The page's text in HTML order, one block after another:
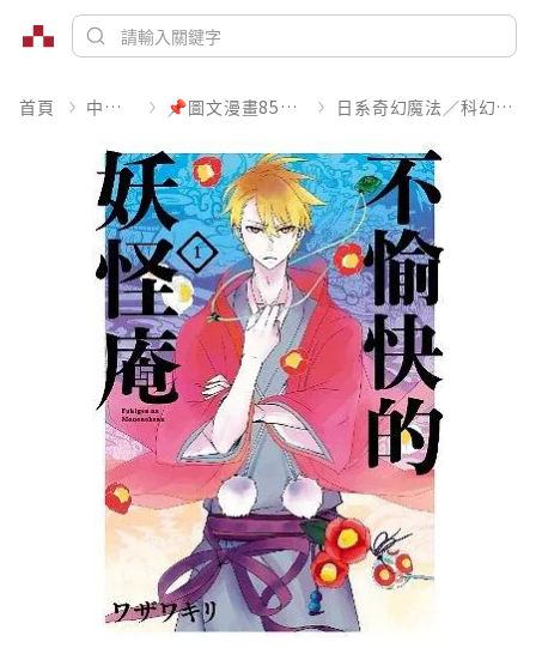
首頁 中文書 📌圖文漫畫85折起 日系奇幻魔法／科幻冒險